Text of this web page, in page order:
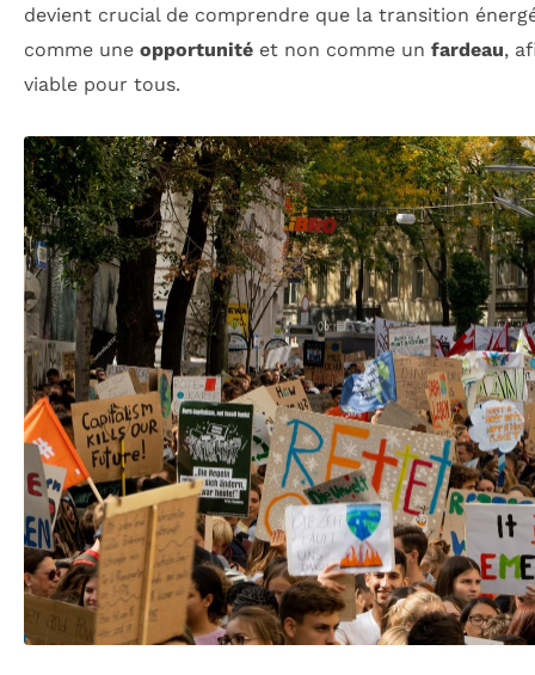
devient crucial de comprendre que la transition
comme une opportunité et non comme un fardeau,
viable pour tous.